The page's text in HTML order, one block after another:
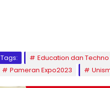
Tags: Education dan Techno
Pameran Expo2023